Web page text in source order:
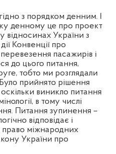
з порядком денним. І
денному це про проект
України з
Конвенції про
пасажирів і
до цього питання,
тобто ми розглядали
прийнято рішення
виникло питання
в тому числі
Питання зупинення –
відповідає і
право міжнародних
України про